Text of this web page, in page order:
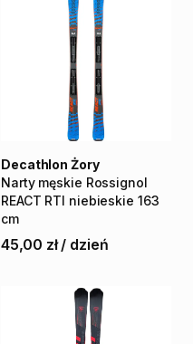
Narty męskie Rossignol
REACT RTI niebieskie 163
cm
Decathlon Żory
45,00 zł / dzień